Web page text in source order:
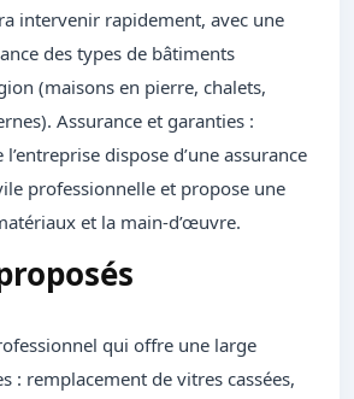
intervenir rapidement, avec une
des types de bâtiments
(maisons en pierre, chalets,
Assurance et garanties :
dispose d’une assurance
professionnelle et propose une
et la main-d’œuvre.
qui offre une large
: remplacement de vitres cassées,